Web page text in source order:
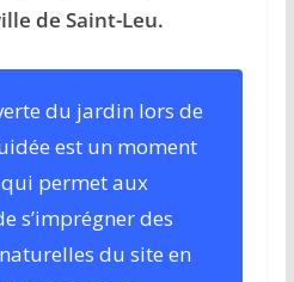
de Saint-Leu.
du jardin lors de
est un moment
permet aux
s’imprégner des
du site en